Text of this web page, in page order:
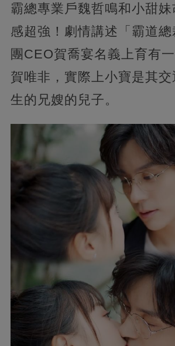
霸總專業戶魏哲鳴和小甜
感超強！劇情講述「霸道
團CEO賀喬宴名義上育有
賀唯非，實際上小寶是其
生的兄嫂的兒子。